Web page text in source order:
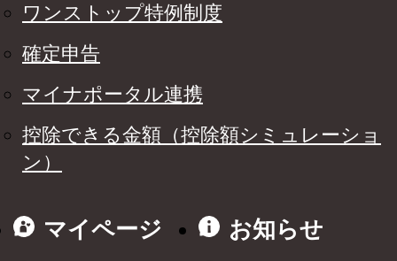
ワンストップ特例制度
確定申告
マイナポータル連携
控除できる金額（控除額シミュレーショ
ン）
マイページ
お知らせ